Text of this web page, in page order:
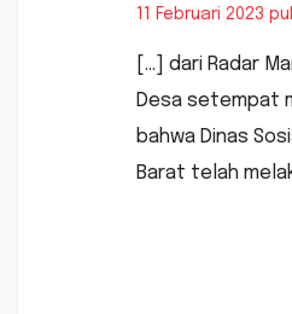
11 Februari 2023
[…] dari Radar
Desa setempat
bahwa Dinas
Barat telah